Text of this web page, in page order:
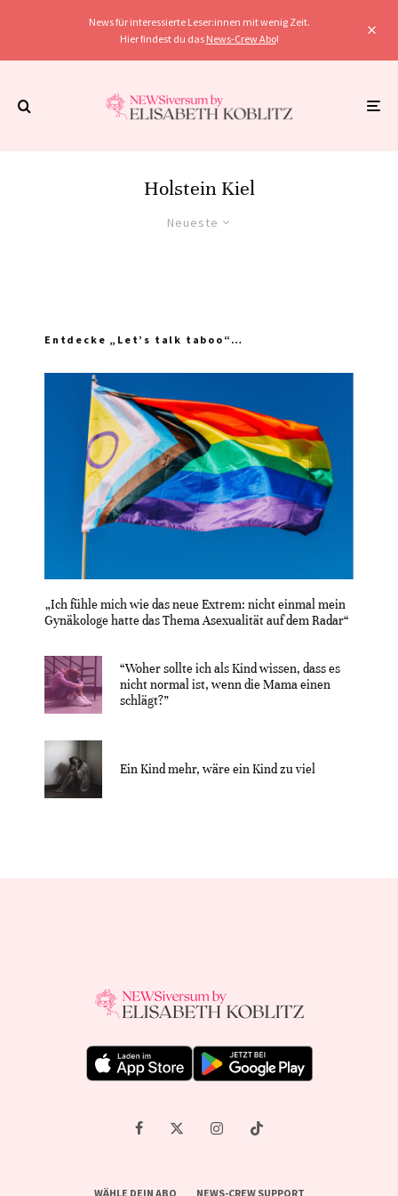
News für interessierte Leser:innen mit wenig Zeit.
Hier findest du das News-Crew Abo!
Holstein Kiel
Neueste
Entdecke „Let’s talk taboo“…
„Ich fühle mich wie das neue Extrem: nicht einmal mein
Gynäkologe hatte das Thema Asexualität auf dem Radar“
“Woher sollte ich als Kind wissen, dass es
nicht normal ist, wenn die Mama einen
schlägt?”
Ein Kind mehr, wäre ein Kind zu viel
WÄHLE DEIN ABO NEWS-CREW SUPPORT